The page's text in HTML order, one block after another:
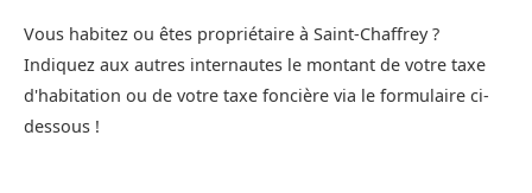
Vous habitez ou êtes propriétaire à Saint-Chaffrey ?
Indiquez aux autres internautes le montant de votre taxe
d'habitation ou de votre taxe foncière via le formulaire ci-
dessous !